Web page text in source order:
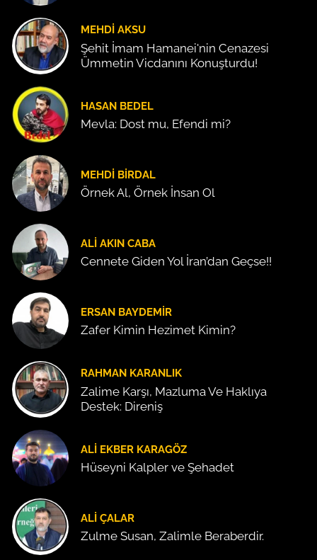
MEHDI AKSU
Şehit İmam Hamanei'nin Cenazesi
Ümmetin Vicdanını Konuşturdu!
HASAN BEDEL
Mevla: Dost mu, Efendi mi?
MEHDI BIRDAL
Örnek Al, Örnek İnsan Ol
ALI AKIN CABA
Cennete Giden Yol İran’dan Geçse!!
ERSAN BAYDEMIR
Zafer Kimin Hezimet Kimin?
RAHMAN KARANLIK
Zalime Karşı, Mazluma Ve Haklıya
Destek: Direniş
ALI EKBER KARAGÖZ
Hüseyni Kalpler ve Şehadet
ALI ÇALAR
Zulme Susan, Zalimle Beraberdir.